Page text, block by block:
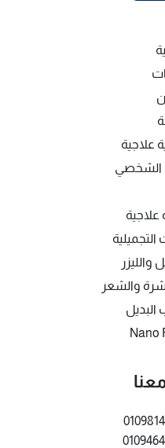
علاجية
الشخصي
التجميلية
والليزر
والشعر
Nano